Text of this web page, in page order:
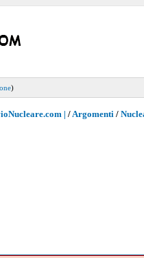
)
| /Argomenti /